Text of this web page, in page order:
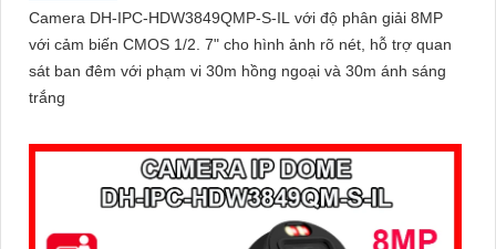
Camera DH-IPC-HDW3849QMP-S-IL với độ phân giải 8MP
với cảm biến CMOS 1/2. 7" cho hình ảnh rõ nét, hỗ trợ quan
sát ban đêm với phạm vi 30m hồng ngoại và 30m ánh sáng
trắng